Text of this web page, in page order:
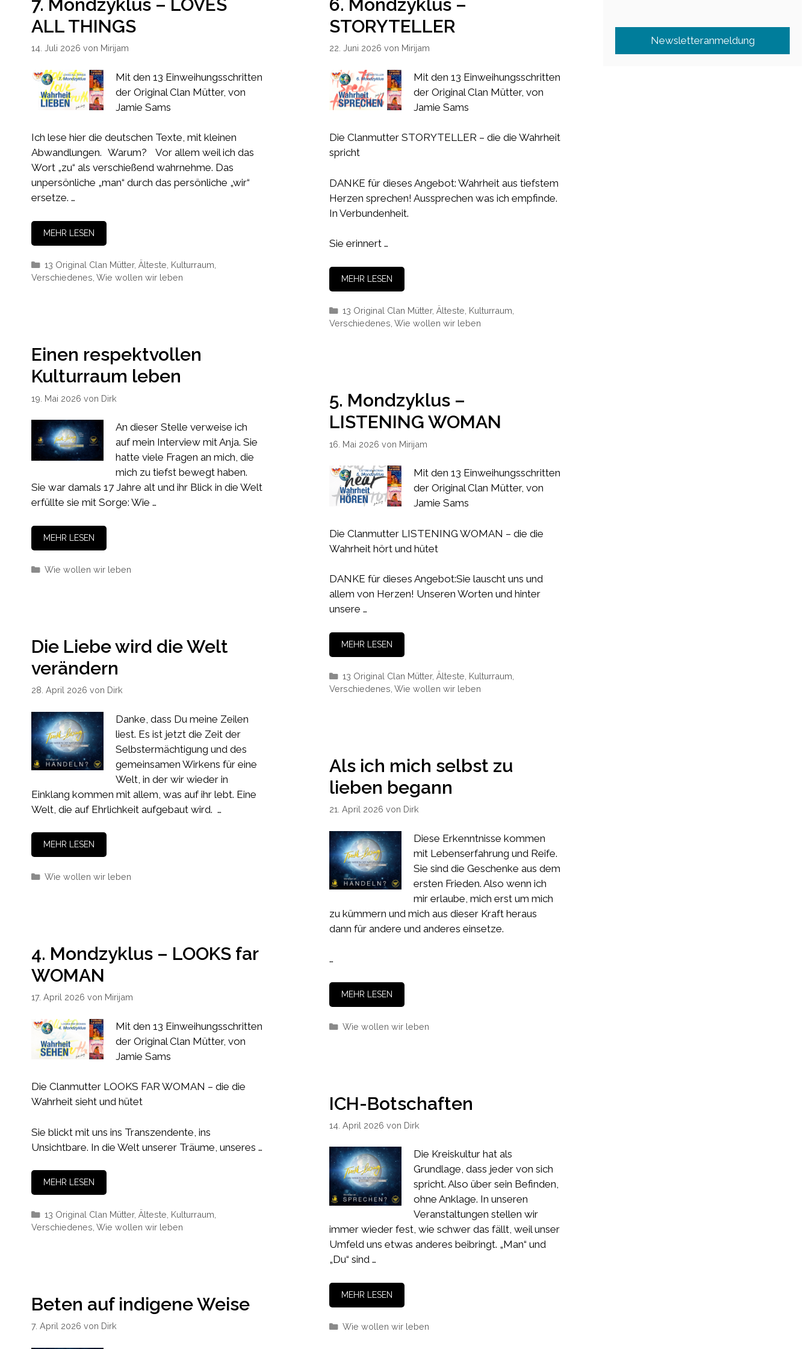
7. Mondzyklus – LOVES
ALL THINGS
14. Juli 2026 von Mirijam
Mit den 13 Einweihungsschritten
der Original Clan Mütter, von
Jamie Sams
Ich lese hier die deutschen Texte, mit kleinen
Abwandlungen. Warum? Vor allem weil ich das
Wort „zu“ als verschießend wahrnehme. Das
unpersönliche „man“ durch das persönliche „wir“
ersetze. …
MEHR LESEN
Kategorien
13 Original Clan Mütter, Älteste Kulturraum
Verschiedenes Wie wollen wir leben
6. Mondzyklus –
STORYTELLER
22. Juni 2026 von Mirijam
Mit den 13 Einweihungsschritten
der Original Clan Mütter, von
Jamie Sams
Die Clanmutter STORYTELLER – die die Wahrheit
spricht
DANKE für dieses Angebot: Wahrheit aus tiefstem
Herzen sprechen! Aussprechen was ich empfinde.
In Verbundenheit.
Sie erinnert …
MEHR LESEN
Kategorien
13 Original Clan Mütter, Älteste Kulturraum
Verschiedenes Wie wollen wir leben
Einen respektvollen
Kulturraum leben
19. Mai 2026 von Dirk
An dieser Stelle verweise ich
auf mein Interview mit Anja. Sie
hatte viele Fragen an mich, die
mich zu tiefst bewegt haben.
Sie war damals 17 Jahre alt und ihr Blick in die Welt
erfüllte sie mit Sorge: Wie …
MEHR LESEN
Kategorien
Wie wollen wir leben
5. Mondzyklus –
LISTENING WOMAN
16. Mai 2026 von Mirijam
Mit den 13 Einweihungsschritten
der Original Clan Mütter, von
Jamie Sams
Die Clanmutter LISTENING WOMAN – die die
Wahrheit hört und hütet
DANKE für dieses Angebot:Sie lauscht uns und
allem von Herzen! Unseren Worten und hinter
unsere …
MEHR LESEN
Kategorien
13 Original Clan Mütter, Älteste Kulturraum
Verschiedenes Wie wollen wir leben
Die Liebe wird die Welt
verändern
28. April 2026 von Dirk
Danke, dass Du meine Zeilen
liest. Es ist jetzt die Zeit der
Selbstermächtigung und des
gemeinsamen Wirkens für eine
Welt, in der wir wieder in
Einklang kommen mit allem, was auf ihr lebt. Eine
Welt, die auf Ehrlichkeit aufgebaut wird. …
MEHR LESEN
Kategorien
Wie wollen wir leben
Als ich mich selbst zu
lieben begann
21. April 2026 von Dirk
Diese Erkenntnisse kommen
mit Lebenserfahrung und Reife.
Sie sind die Geschenke aus dem
ersten Frieden. Also wenn ich
mir erlaube, mich erst um mich
zu kümmern und mich aus dieser Kraft heraus
dann für andere und anderes einsetze.
…
MEHR LESEN
Kategorien
Wie wollen wir leben
4. Mondzyklus – LOOKS far
WOMAN
17. April 2026 von Mirijam
Mit den 13 Einweihungsschritten
der Original Clan Mütter, von
Jamie Sams
Die Clanmutter LOOKS FAR WOMAN – die die
Wahrheit sieht und hütet
Sie blickt mit uns ins Transzendente, ins
Unsichtbare. In die Welt unserer Träume, unseres …
MEHR LESEN
Kategorien
13 Original Clan Mütter, Älteste Kulturraum
Verschiedenes Wie wollen wir leben
ICH-Botschaften
14. April 2026 von Dirk
Die Kreiskultur hat als
Grundlage, dass jeder von sich
spricht. Also über sein Befinden,
ohne Anklage. In unseren
Veranstaltungen stellen wir
immer wieder fest, wie schwer das fällt, weil unser
Umfeld uns etwas anderes beibringt. „Man“ und
„Du“ sind …
MEHR LESEN
Kategorien
Wie wollen wir leben
Beten auf indigene Weise
7. April 2026 von Dirk
Newsletteranmeldung